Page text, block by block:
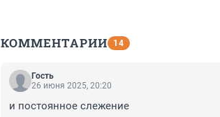
КОММЕНТАРИИ 14
Гость
26 июня 2025, 20:20
и постоянное слежение